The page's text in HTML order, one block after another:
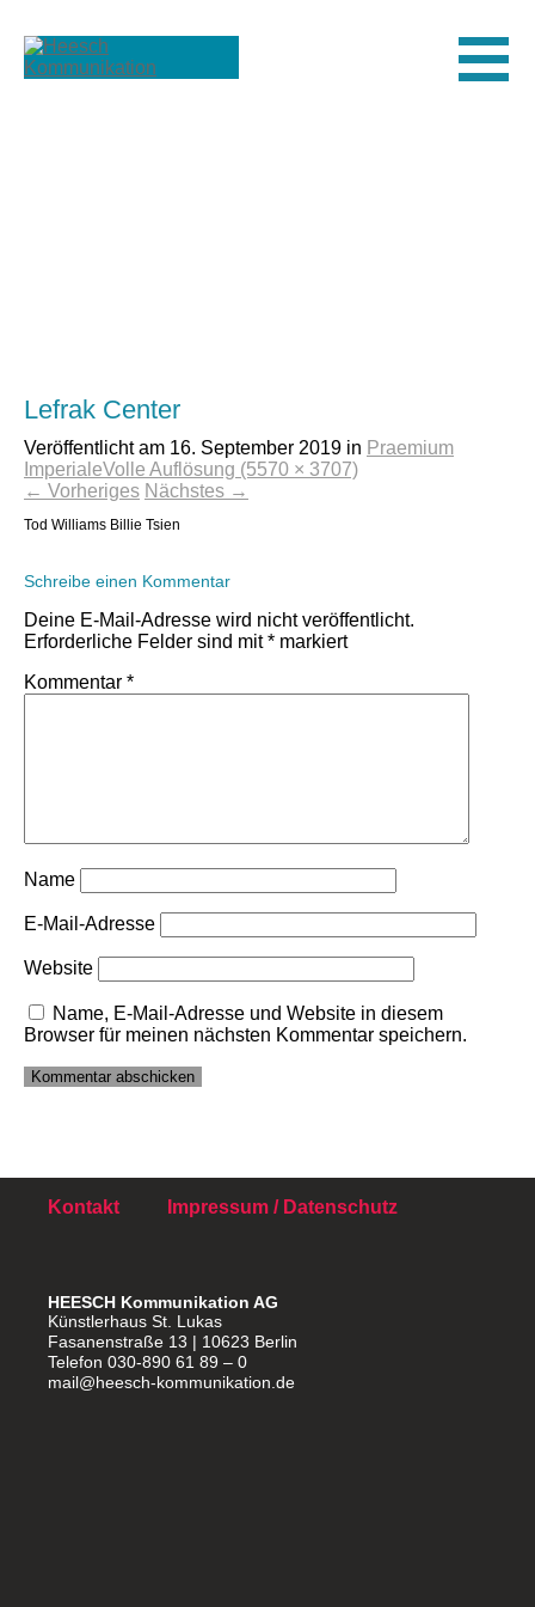
Lefrak Center
Veröffentlicht am 16. September 2019 in Praemium
ImperialeVolle Auflösung (5570 × 3707)
← Vorheriges Nächstes →
Tod Williams Billie Tsien
Schreibe einen Kommentar
Deine E-Mail-Adresse wird nicht veröffentlicht.
Erforderliche Felder sind mit* markiert
Kommentar *
Name
E-Mail-Adresse
Website
Name, E-Mail-Adresse und Website in diesem
Browser für meinen nächsten Kommentar speichern.
Kontakt Impressum / Datenschutz
HEESCH Kommunikation AG
Künstlerhaus St. Lukas
Fasanenstraße 13 | 10623 Berlin
Telefon 030-890 61 89 – 0
mail@heesch-kommunikation.de